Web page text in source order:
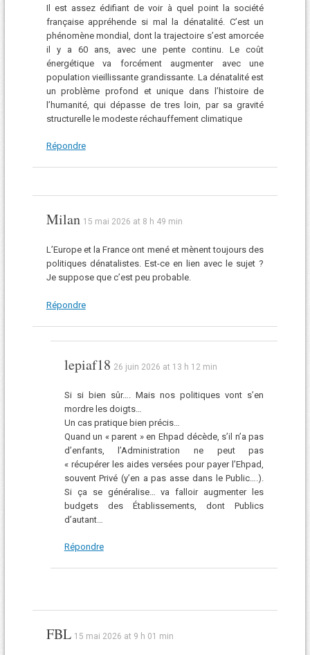
Il est assez édifiant de voir à quel point la société
française appréhende si mal la dénatalité. C’est un
phénomène mondial, dont la trajectoire s’est amorcée
il y a 60 ans, avec une pente continu. Le coût
énergétique va forcément augmenter avec une
population vieillissante grandissante. La dénatalité est
un problème profond et unique dans l’histoire de
l’humanité, qui dépasse de tres loin, par sa gravité
structurelle le modeste réchauffement climatique
Répondre
Milan 15 mai 2026 at 8 h 49 min
L’Europe et la France ont mené et mènent toujours des
politiques dénatalistes. Est-ce en lien avec le sujet ?
Je suppose que c’est peu probable.
Répondre
lepiaf18 26 juin 2026 at 13 h 12 min
Si si bien sûr…. Mais nos politiques vont s’en
mordre les doigts…
Un cas pratique bien précis…
Quand un « parent » en Ehpad décède, s’il n’a pas
d’enfants, l’Administration ne peut pas
« récupérer les aides versées pour payer l’Ehpad,
souvent Privé (y’en a pas asse dans le Public….).
Si ça se généralise… va falloir augmenter les
budgets des Établissements, dont Publics
d’autant…
Répondre
FBL 15 mai 2026 at 9 h 01 min